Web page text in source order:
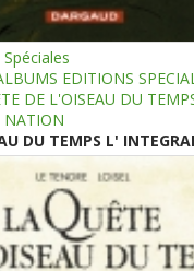
EDITIONS
DE L'OISEAU DU
NATION
DU TEMPS L'